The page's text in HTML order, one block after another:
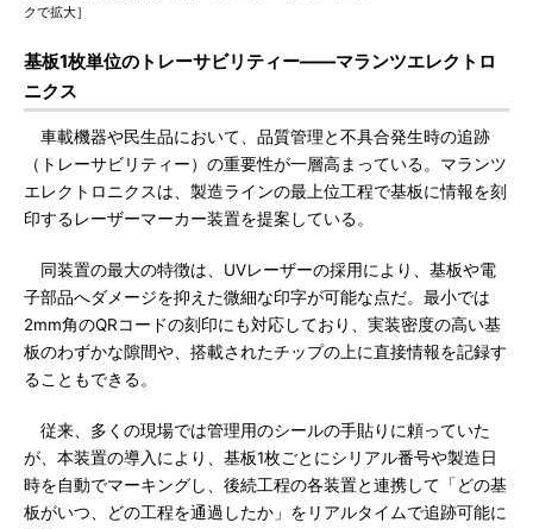
クで拡大］
基板1枚単位のトレーサビリティー――マランツエレクトロ
ニクス
車載機器や民生品において、品質管理と不具合発生時の追跡
（トレーサビリティー）の重要性が一層高まっている。マランツ
エレクトロニクスは、製造ラインの最上位工程で基板に情報を刻
印するレーザーマーカー装置を提案している。
同装置の最大の特徴は、UVレーザーの採用により、基板や電
子部品へダメージを抑えた微細な印字が可能な点だ。最小では
2mm角のQRコードの刻印にも対応しており、実装密度の高い基
板のわずかな隙間や、搭載されたチップの上に直接情報を記録す
ることもできる。
従来、多くの現場では管理用のシールの手貼りに頼っていた
が、本装置の導入により、基板1枚ごとにシリアル番号や製造日
時を自動でマーキングし、後続工程の各装置と連携して「どの基
板がいつ、どの工程を通過したか」をリアルタイムで追跡可能に